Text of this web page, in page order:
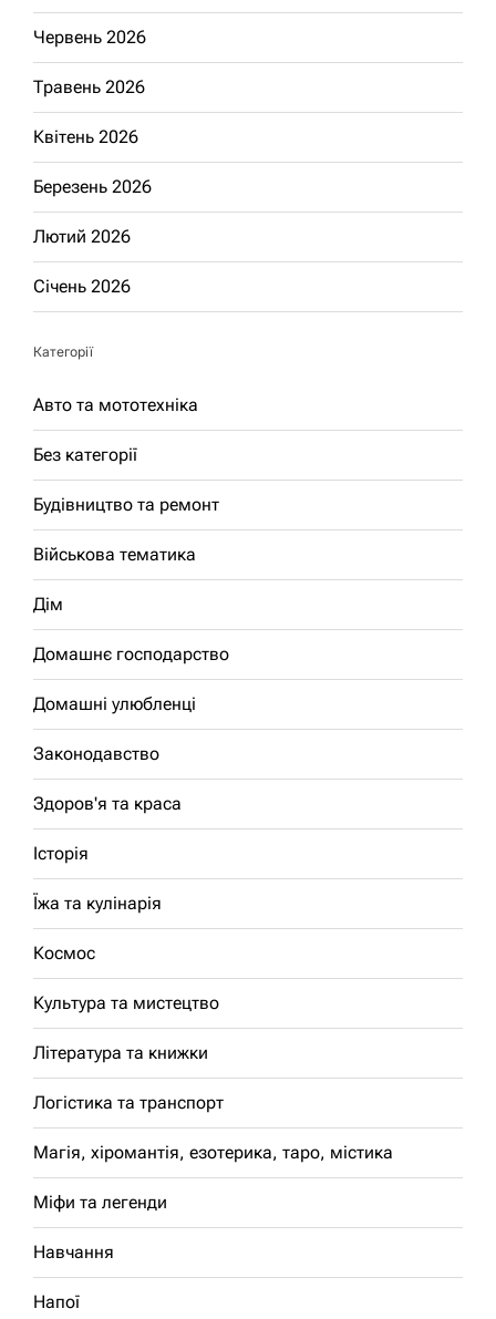
Червень 2026
Травень 2026
Квітень 2026
Березень 2026
Лютий 2026
Січень 2026
Категорії
Авто та мототехніка
Без категорії
Будівництво та ремонт
Військова тематика
Дім
Домашнє господарство
Домашні улюбленці
Законодавство
Здоров'я та краса
Історія
Їжа та кулінарія
Космос
Культура та мистецтво
Література та книжки
Логістика та транспорт
Магія, хіромантія, езотерика, таро, містика
Міфи та легенди
Навчання
Напої